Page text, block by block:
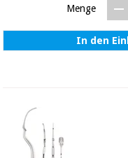
Menge
In den